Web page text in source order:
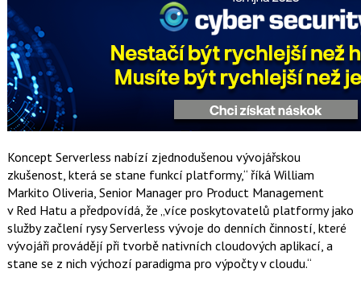
Koncept Serverless nabízí zjednodušenou vývojářskou
zkušenost, která se stane funkcí platformy,“ říká William
Markito Oliveria, Senior Manager pro Product Management
v Red Hatu a předpovídá, že „více poskytovatelů platformy jako
služby začlení rysy Serverless vývoje do denních činností, které
vývojáři provádějí při tvorbě nativních cloudových aplikací, a
stane se z nich výchozí paradigma pro výpočty v cloudu.“